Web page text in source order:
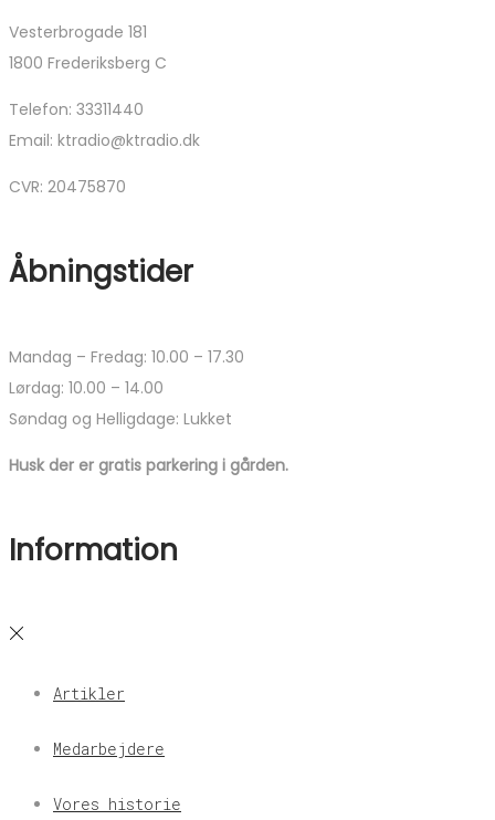
Vesterbrogade 181
1800 Frederiksberg C
Telefon: 33311440
Email: ktradio@ktradio.dk
CVR: 20475870
Åbningstider
Mandag – Fredag: 10.00 – 17.30
Lørdag: 10.00 – 14.00
Søndag og Helligdage: Lukket
Husk der er gratis parkering i gården.
Information
Artikler
Medarbejdere
Vores historie